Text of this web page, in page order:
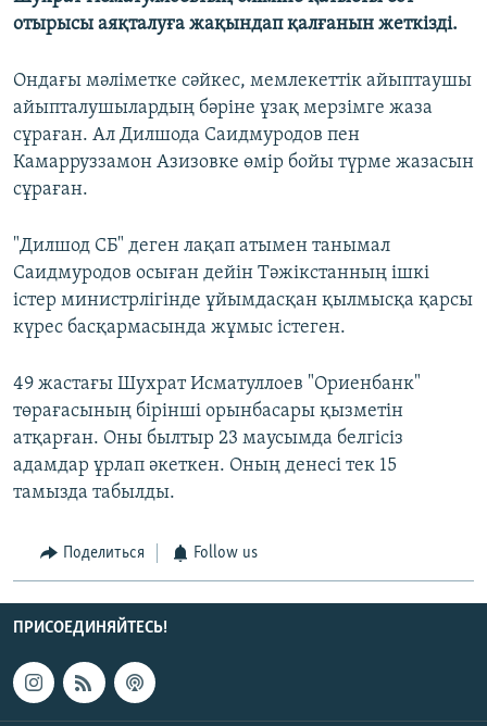
отырысы аяқталуға жақындап қалғанын жеткізді.
Ондағы мәліметке сәйкес, мемлекеттік айыптаушы
айыпталушылардың бәріне ұзақ мерзімге жаза
сұраған. Ал Дилшода Саидмуродов пен
Камарруззамон Азизовке өмір бойы түрме жазасын
сұраған.
"Дилшод СБ" деген лақап атымен танымал
Саидмуродов осыған дейін Тәжікстанның ішкі
істер министрлігінде ұйымдасқан қылмысқа қарсы
күрес басқармасында жұмыс істеген.
49 жастағы Шухрат Исматуллоев "Ориенбанк"
төрағасының бірінші орынбасары қызметін
атқарған. Оны былтыр 23 маусымда белгісіз
адамдар ұрлап әкеткен. Оның денесі тек 15
тамызда табылды.
Поделиться Follow us
ПРИСОЕДИНЯЙТЕСЬ!